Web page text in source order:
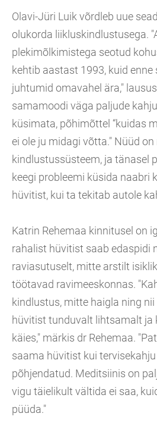
Olavi-Jüri Luik võrdleb uue
olukorda liikluskindlustusega.
plekimõlkimistega seotud
kehtib aastast 1993, kuid
juhtumid omavahel ära,"
samamoodi väga paljude
küsimata, põhimõttel “kuidas
ei ole ju midagi võtta." Nüüd on
kindlustussüsteem, ja tänasel
keegi probleemi küsida naabri
hüvitist, kui ta tekitab autole
Katrin Rehemaa kinnitusel on
rahalist hüvitist saab edaspidi
raviasutuselt, mitte arstilt
töötavad ravimeeskonnas.
kindlustus, mitte haigla ning
hüvitist tunduvalt lihtsamalt ja
käies," märkis dr Rehemaa.
saama hüvitist kui
põhjendatud. Meditsiinis on
vigu täielikult vältida ei saa,
püüda."